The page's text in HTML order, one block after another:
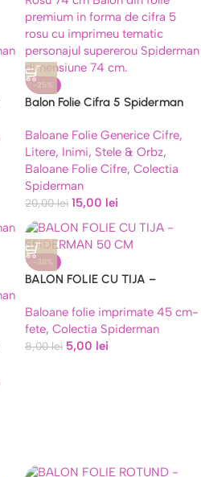
-25%
Balon Folie Cifra 5 Spiderman
Baloane Folie Generice Cifre,
Litere, Inimi, Stele & Orbz,
Baloane Folie Cifre, Colectia
Spiderman
20,00lei 15,00 lei
-38%
BALON FOLIE CU TIJA –
Baloane folie imprimate 45 cm-
fete, Colectia Spiderman
8,00lei 5,00 lei